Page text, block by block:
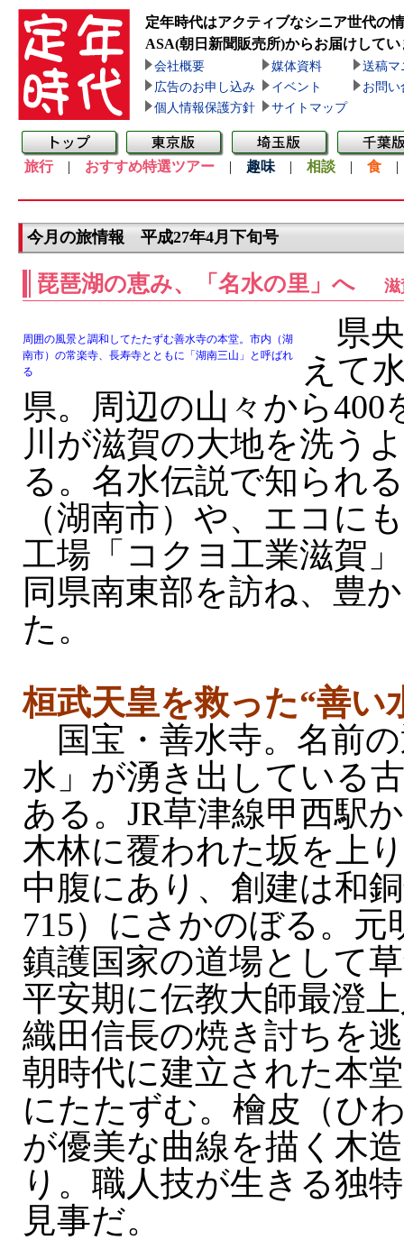
定年時代はアクティブなシニア世代の
ASA(朝日新聞販売所)からお届けしてい
会社概要 媒体資料
送稿マ
広告のお申し込み
イベント
お問い
個人情報保護方針
サイトマップ
旅行| おすすめ特選ツアー | 趣味 | 相談 | 食
今月の旅情報 平成27年4月下旬号
琵琶湖の恵み、「名水の里」へ 滋
周囲の風景と調和してたたずむ善水寺の本堂。市内（湖
南市）の常楽寺、長寿寺とともに「湖南三山」と呼ばれ
る
県央
えて
県。周辺の山々から400
川が滋賀の大地を洗う
る。名水伝説で知られ
（湖南市）や、エコに
工場「コクヨ工業滋賀
同県南東部を訪ね、豊
た。
桓武天皇を救った“善い
国宝・善水寺。名前
水」が湧き出している
ある。JR草津線甲西駅
木林に覆われた坂を上
中腹にあり、創建は和
715）にさかのぼる。元
鎮護国家の道場として
平安期に伝教大師最澄
織田信長の焼き討ちを
朝時代に建立された本
にたたずむ。檜皮（ひ
が優美な曲線を描く木
り。職人技が生きる独
見事だ。